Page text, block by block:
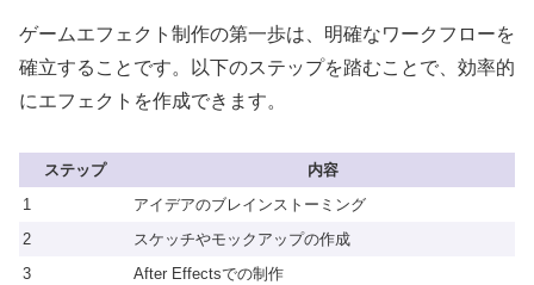
ゲームエフェクト制作の第一歩は、明確なワークフローを
確立することです。以下のステップを踏むことで、効率的
にエフェクトを作成できます。
ステップ
内容
1
アイデアのブレインストーミング
2
スケッチやモックアップの作成
3
After Effectsでの制作